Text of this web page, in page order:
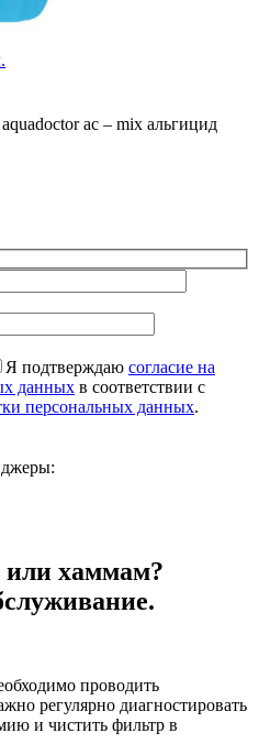
ac – mix альгицид
Я подтверждаю согласие на
данных в соответствии с
персональных данных.
или хаммам?
проводить
регулярно диагностировать
и чистить фильтр в